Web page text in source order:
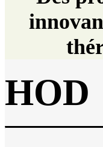
HOD